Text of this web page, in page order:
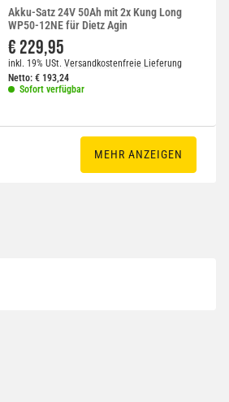
Akku-Satz 24V 50Ah mit 2x Kung Long
WP50-12NE für Dietz Agin
€ 229,95
inkl. 19% USt. Versandkostenfreie Lieferung
Netto: € 193,24
Sofort verfügbar
MEHR ANZEIGEN